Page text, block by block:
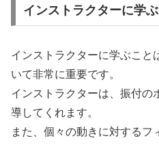
インストラクターに学
インストラクターに学ぶこと
いて非常に重要です。
インストラクターは、振付の
導してくれます。
また、個々の動きに対するフ